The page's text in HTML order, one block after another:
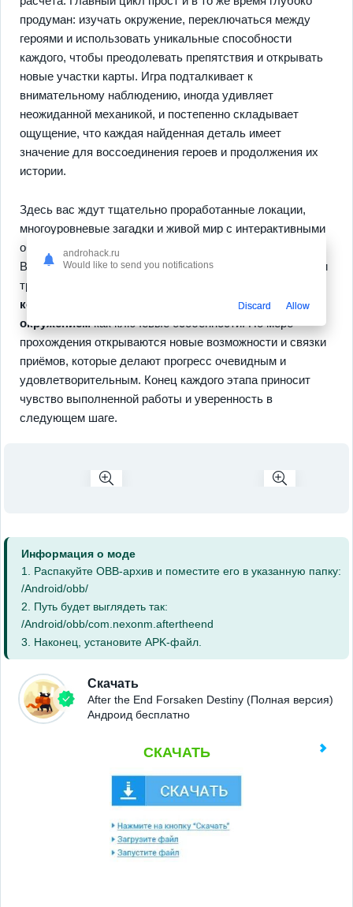
продуман: изучать окружение, переключаться между
героями и использовать уникальные способности
каждого, чтобы преодолевать препятствия и открывать
новые участки карты. Игра подталкивает к
внимательному наблюдению, иногда удивляет
неожиданной механикой, и постепенно складывает
ощущение, что каждая найденная деталь имеет
значение для воссоединения героев и продолжения их
истории.
Здесь вас ждут тщательно проработанные локации,
многоуровневые загадки и живой мир с интерактивными
объектами, оформленными в художественном стиле.
Важные элементы геймплея подчеркнуты в механиках и
требуют экспериментов, а потому стоит отметить
координацию двух персонажей
взаимодействие с
окружениемкак ключевые особенности. По мере
прохождения открываются новые возможности и связки
приёмов, которые делают прогресс очевидным и
удовлетворительным. Конец каждого этапа приносит
чувство выполненной работы и уверенность в
следующем шаге.
Информация о моде
1. Распакуйте OBB-архив и поместите его в указанную папку:
/Android/obb/
2. Путь будет выглядеть так:
/Android/obb/com.nexonm.aftertheend
3. Наконец, установите APK-файл.
Скачать
After the End Forsaken Destiny (Полная версия)
Андроид бесплатно
СКАЧАТЬ
androhack.ru
Would like to send you notifications
Discard Allow